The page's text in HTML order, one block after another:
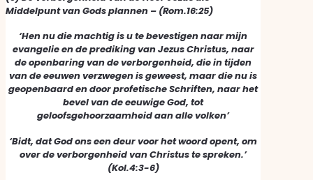
Middelpunt van Gods plannen – (Rom.16:25)
‘Hen nu die machtig is u te bevestigen naar mijn
evangelie en de prediking van Jezus Christus, naar
de openbaring van de verborgenheid, die in tijden
van de eeuwen verzwegen is geweest, maar die nu is
geopenbaard en door profetische Schriften, naar het
bevel van de eeuwige God, tot
geloofsgehoorzaamheid aan alle volken’
‘Bidt, dat God ons een deur voor het woord opent, om
over de verborgenheid van Christus te spreken.’
(Kol.4:3-6)